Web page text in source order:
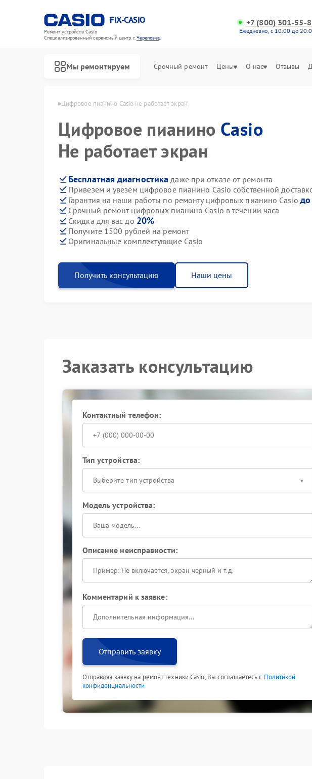
FIX-CASIO
Ремонт устройств Casio
Специализированный cервисный центр г.Череповец
+7 (800) 301-55-
Ежедневно, с 10:00 до
Мы ремонтируем Срочный ремонт Цены О нас Отзывы
Цифровое пианино Casio не работает экран
Цифровое пианино Casio
Не работает экран
Бесплатная диагностика даже при отказе от ремонта
Привезем и увезем цифровое пианино Casio собственной
Гарантия на наши работы по ремонту цифровых пианино Casio
Срочный ремонт цифровых пианино Casio в течении часа
Скидка для вас до 20%
Получите 1500 рублей на ремонт
Оригинальные комплектующие Casio
Получить консультацию Наши цены
Заказать консультацию
Контактный телефон:
Тип устройства:
Выберите тип устройства
Модель устройства:
Описание неисправности:
Комментарий к заявке:
Отправить заявку
Отправляя заявку на ремонт техники Casio, Вы соглашаетесь с Политикой
конфиденциальности